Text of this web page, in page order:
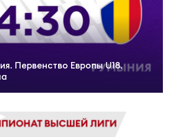
Первенство Европы U18.